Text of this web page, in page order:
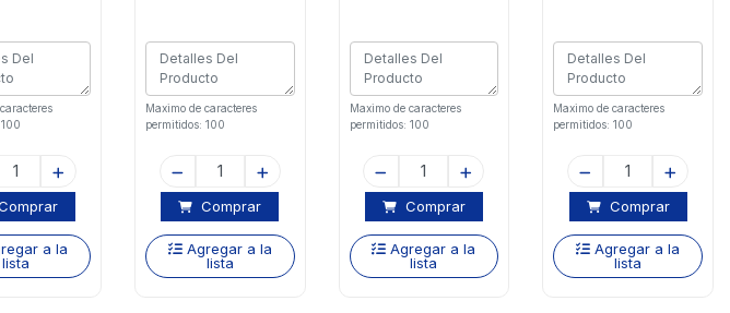
a la
lista
Maximo de caracteres
permitidos: 100
Comprar
Agregar a la
lista
Maximo de caracteres
permitidos: 100
Comprar
Agregar a la
lista
Maximo de caracteres
permitidos: 100
Comprar
Agregar a la
lista